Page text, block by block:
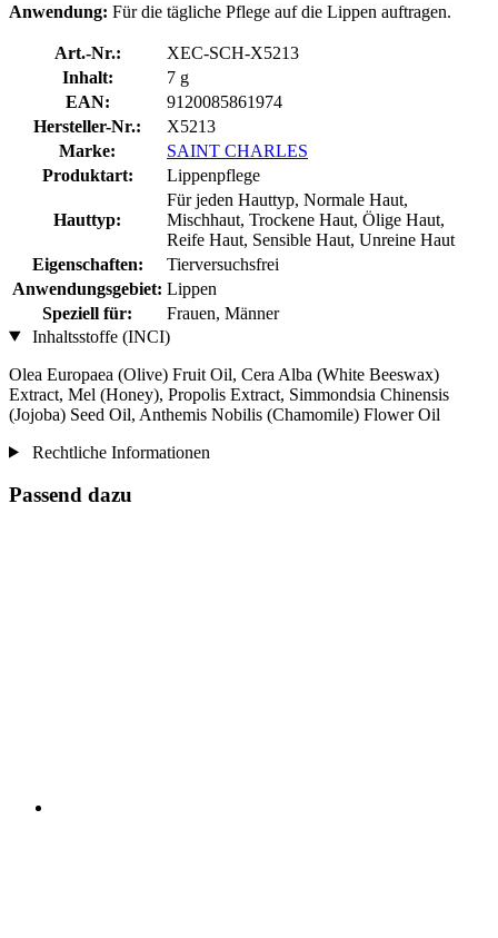
Anwendung: Für die tägliche Pflege auf die Lippen auftragen.
Art.-Nr.:
XEC-SCH-X5213
Inhalt:
7 g
EAN:
9120085861974
Hersteller-Nr.:
X5213
Marke:
SAINT CHARLES
Produktart:
Lippenpflege
Hauttyp:
Für jeden Hauttyp, Normale Haut,
Mischhaut, Trockene Haut, Ölige Haut,
Reife Haut, Sensible Haut, Unreine Haut
Eigenschaften:
Tierversuchsfrei
Anwendungsgebiet: Lippen
Speziell für:
Frauen, Männer
Inhaltsstoffe (INCI)
Olea Europaea (Olive) Fruit Oil, Cera Alba (White Beeswax)
Extract, Mel (Honey), Propolis Extract, Simmondsia Chinensis
(Jojoba) Seed Oil, Anthemis Nobilis (Chamomile) Flower Oil
Rechtliche Informationen
Passend dazu